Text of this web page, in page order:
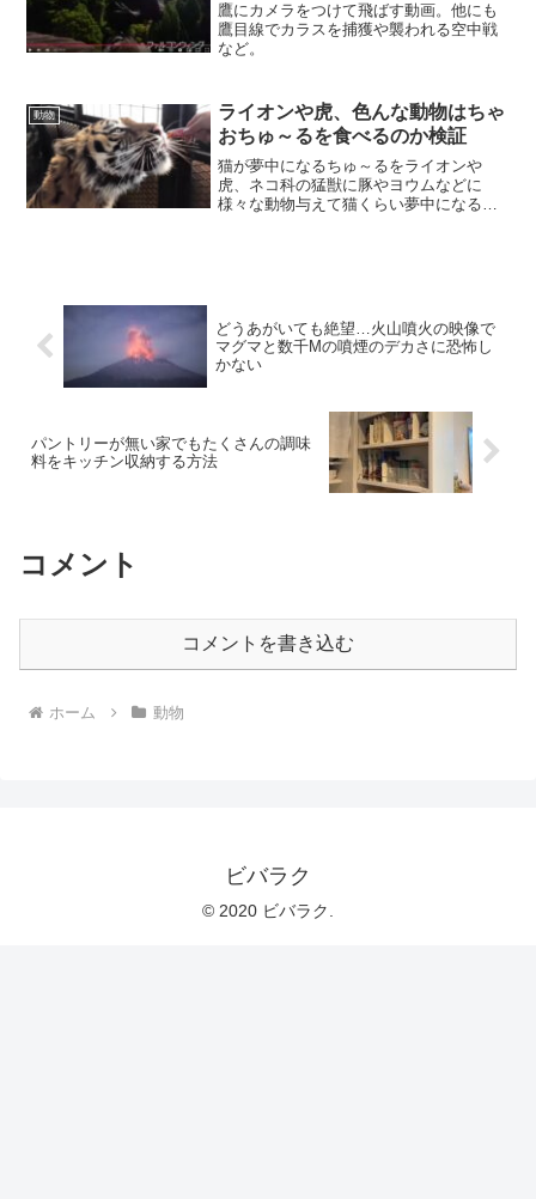
鷹にカメラをつけて飛ばす動画。他にも
鷹目線でカラスを捕獲や襲われる空中戦
など。
動物
ライオンや虎、色んな動物はちゃ
おちゅ～るを食べるのか検証
猫が夢中になるちゅ～るをライオンや
虎、ネコ科の猛獣に豚やヨウムなどに
様々な動物与えて猫くらい夢中になるか
どうあがいても絶望…火山噴火の映像で
マグマと数千Mの噴煙のデカさに恐怖し
かない
パントリーが無い家でもたくさんの調味
料をキッチン収納する方法
コメント
コメントを書き込む
ホーム 動物
ビバラク
© 2020 ビバラク.